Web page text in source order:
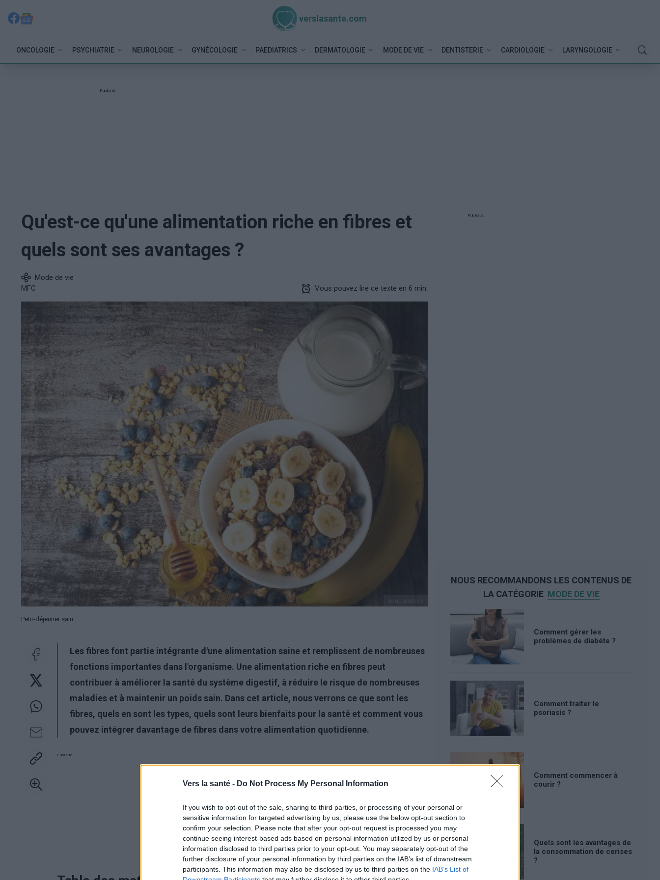
Vers la santé - Do Not Process My Personal Information
If you wish to opt-out of the sale, sharing to third parties, or processing of your personal or
sensitive information for targeted advertising by us, please use the below opt-out section to
confirm your selection. Please note that after your opt-out request is processed you may
continue seeing interest-based ads based on personal information utilized by us or personal
information disclosed to third parties prior to your opt-out. You may separately opt-out of the
further disclosure of your personal information by third parties on the IAB’s list of downstream
participants. This information may also be disclosed by us to third parties on the IAB’s List of
verslasante.com
ONCOLOGIE PSYCHIATRIE NEUROLOGIE GYNÉCOLOGIE PAEDIATRICS DERMATOLOGIE MODE DE VIE DENTISTERIE CARDIOLOGIE LARYNGOLOGIE
Publicité:
Qu'est-ce qu'une alimentation riche en fibres et
quels sont ses avantages ?
Mode de vie
MFC
Vous pouvez lire ce texte en 6 min.
Petit-déjeuner sain
Les fibres font partie intégrante d'une alimentation saine et remplissent de nombreuses
fonctions importantes dans l'organisme. Une alimentation riche en fibres peut
contribuer à améliorer la santé du système digestif, à réduire le risque de nombreuses
maladies et à maintenir un poids sain. Dans cet article, nous verrons ce que sont les
fibres, quels en sont les types, quels sont leurs bienfaits pour la santé et comment vous
pouvez intégrer davantage de fibres dans votre alimentation quotidienne.
Publicité:
Publicité:
NOUS RECOMMANDONS LES CONTENUS DE
LA CATÉGORIE MODE DE VIE
Comment gérer les
problèmes de diabète ?
Comment traiter le
psoriasis ?
Comment commencer à
courir ?
Quels sont les avantages de
la consommation de cerises
?